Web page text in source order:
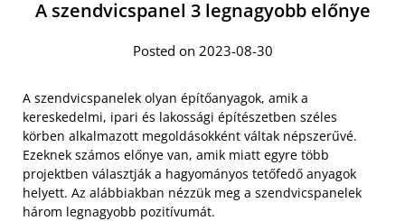
A szendvicspanel 3 legnagyobb előnye
Posted on 2023-08-30
A szendvicspanelek olyan építőanyagok, amik a
kereskedelmi, ipari és lakossági építészetben széles
körben alkalmazott megoldásokként váltak népszerűvé.
Ezeknek számos előnye van, amik miatt egyre több
projektben választják a hagyományos tetőfedő anyagok
helyett. Az alábbiakban nézzük meg a szendvicspanelek
három legnagyobb pozitívumát.